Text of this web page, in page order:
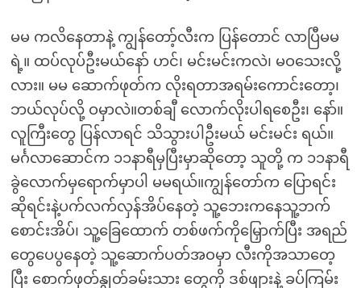
မမ ကလိနေတာနဲ့ ကျွန်တော့်လီးက ပြန်တောင် လာပြီမမ
ရဲ့။ ထပ်လုပ်ဦးမယ်နော် ဟင်၊ မင်းမင်းကလဲ၊ မဝသေးလို့
လား။ မမ ဆောက်ဖုတ်က လိုးရတာအရမ်းကောင်းတော့၊
ဘယ်လုပ်လို့ ဝမှာလဲ။တစ်ချီ လောက်လိုးပါရစေဦး၊ နော်။
လူကြီးတွေ ပြန်လာရင် သိသွားပါဦးမယ် မင်းမင်း ရယ်။
မင်္ဂလာဆောင်က ၁၁နာရီမှပြီးမှာဆိုတော့ သူတို့ က ၁၁နာရီ
ခွဲလောက်မှရောက်မှာပါ မမရယ်။ကျွန်တော်က ပြောရင်း
ဆိုရင်းနဲ့ပက်လက်လှန်အိပ်နေတဲ့ သူ့ဘေးကနေသူ့ဘက်
စောင်းအိပ်၊ သူ့ခြေထောက် တစ်ဖက်ကိုမြှောက်ပြီး အရည်
တွေပေပွနေတဲ့ သူ့ဆောက်ပတ်အဝမှာ လီးကိုအသာတေ့
ပြီး စောက်ဖုတ်နွုတ်ခမ်းသား တွေကို ဒစ်ဖျားနဲ့ ခပ်ကြမ်း